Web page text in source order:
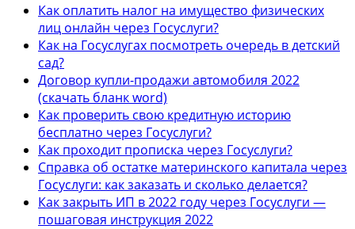
Как оплатить налог на имущество физических
лиц онлайн через Госуслуги?
Как на Госуслугах посмотреть очередь в детский
сад?
Договор купли-продажи автомобиля 2022
(скачать бланк word)
Как проверить свою кредитную историю
бесплатно через Госуслуги?
Как проходит прописка через Госуслуги?
Справка об остатке материнского капитала через
Госуслуги: как заказать и сколько делается?
Как закрыть ИП в 2022 году через Госуслуги —
пошаговая инструкция 2022